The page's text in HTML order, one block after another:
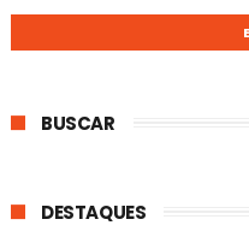
BUSCAR
DESTAQUES